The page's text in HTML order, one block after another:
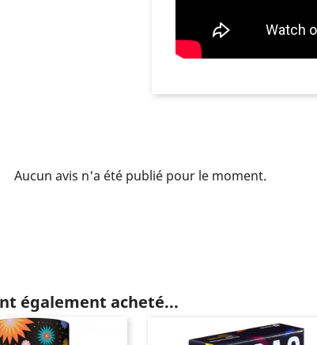
Aucun avis n'a été publié pour le moment.
également acheté...